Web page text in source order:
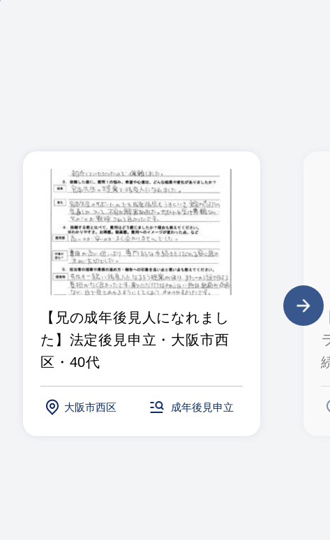
【兄の成年後見人になれまし
た】法定後見申立・大阪市西
区・40代
大阪市西区 成年後見申立